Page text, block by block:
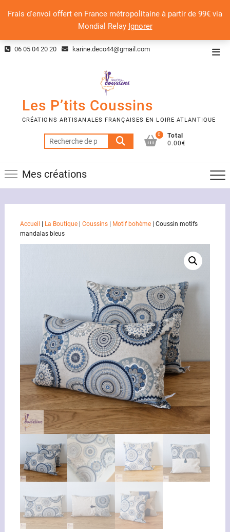
Frais d'envoi offert en France métropolitaine à partir de 99€ via
Mondial Relay Ignorer
Skip 06 05 04 20 20 karine.deco44@gmail.com
Les P’tits Coussins
CRÉATIONS ARTISANALES FRANÇAISES EN LOIRE ATLANTIQUE
Recherche
pour :
0
Total
0.00€
Mes créations
Accueil La Boutique| Coussins| Motif bohème| Coussin motifs
mandalas bleus